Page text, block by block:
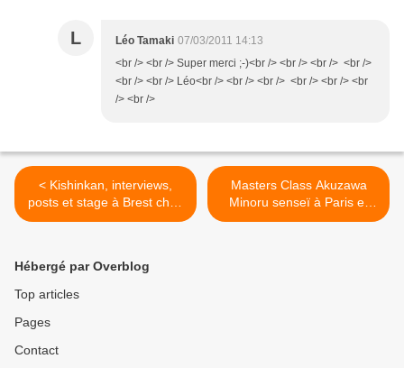
L Léo Tamaki 07/03/2011 14:13
<br /> <br /> Super merci ;-)<br /> <br /> <br /> <br />
<br /> <br /> Léo<br /> <br /> <br /> <br /> <br /> <br
/> <br />
< Kishinkan, interviews,
posts et stage à Brest chez
Tanguy Le Vourch
Masters Class Akuzawa
Minoru senseï à Paris et
Bruxelles, avril 2011 >
Hébergé par Overblog
Top articles
Pages
Contact